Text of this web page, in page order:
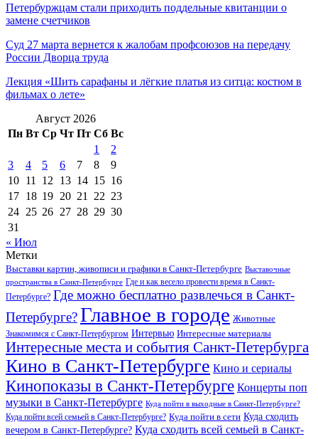
Петербуржцам стали приходить поддельные квитанции о
замене счетчиков
Суд 27 марта вернется к жалобам профсоюзов на передачу
России Дворца труда
Лекция «Шить сарафаны и лёгкие платья из ситца: костюм в
фильмах о лете»
Август 2026
Пн Вт Ср Чт Пт Сб Вс
1
2
3
4 5 6 7 8
9
10 11 12 13 14 15 16
17 18 19 20 21 22 23
24 25 26 27 28 29 30
31
« Июл
Метки
Выставки картин, живописи и графики в Санкт-Петербурге Выставочные
пространства в Санкт-Петербурге Где и как весело провести время в Санкт-
Петербурге? Где можно бесплатно развлечься в Санкт-
Петербурге?Главное в городе Животные
Знакомимся с Санкт-Петербургом Интервью Интересные материалы
Интересные места и события Санкт-Петербурга
Кино в Санкт-Петербурге Кино и сериалы
Кинопоказы в Санкт-Петербурге Концерты поп
музыки в Санкт-Петербурге Куда пойти в выходные в Санкт-Петербурге?
Куда пойти всей семьей в Санкт-Петербурге? Куда пойти в сети Куда сходить
вечером в Санкт-Петербурге? Куда сходить всей семьей в Санкт-